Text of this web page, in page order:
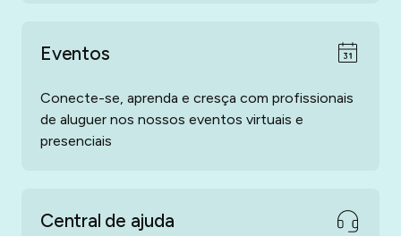
Eventos
Conecte-se, aprenda e cresça com profissionais
de aluguer nos nossos eventos virtuais e
presenciais
Central de ajuda